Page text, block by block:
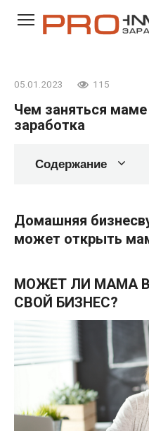
05.01.2023 115
Чем заняться
заработка
Содержание
Домашняя
может открыть
МОЖЕТ ЛИ МАМА
СВОЙ БИЗНЕС?